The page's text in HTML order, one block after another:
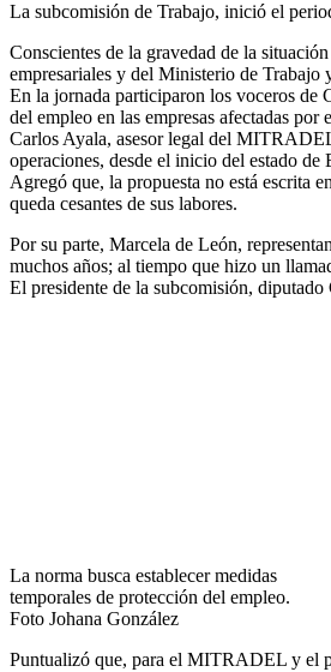
La subcomisión de Trabajo, inició el
Conscientes de la gravedad de la
empresariales y del Ministerio de Trabajo
En la jornada participaron los voceros
del empleo en las empresas afectadas
Carlos Ayala, asesor legal del
operaciones, desde el inicio del estado
Agregó que, la propuesta no está escrita
queda cesantes de sus labores.
Por su parte, Marcela de León,
muchos años; al tiempo que hizo un
El presidente de la subcomisión,
La norma busca establecer medidas
temporales de protección del empleo.
Foto Johana González
Puntualizó que, para el MITRADEL y el